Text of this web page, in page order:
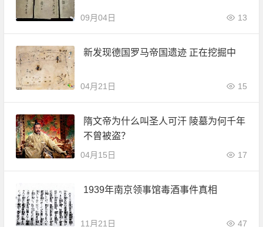
09月04日 13
新发现德国罗马帝国遗迹 正在挖掘中
04月21日 15
隋文帝为什么叫圣人可汗 陵墓为何千年
不曾被盗？
04月15日 17
1939年南京领事馆毒酒事件真相
11月21日 47